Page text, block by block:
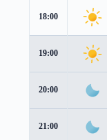
18:00
19:00
20:00
21:00